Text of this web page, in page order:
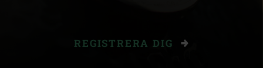
REGISTRERA DIG